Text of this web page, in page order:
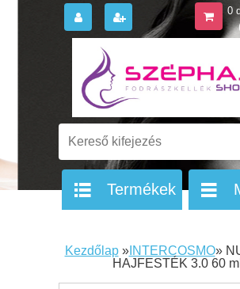
0
Termékek
Kezdőlap »INTERCOSMO»
HAJFESTÉK 3.0 60 ml